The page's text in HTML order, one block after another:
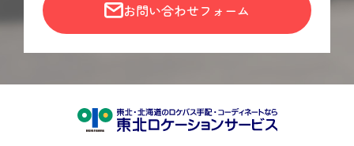
お問い合わせフォーム